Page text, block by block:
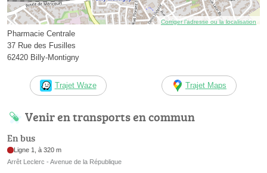
Corriger l’adresse ou la localisation
Pharmacie Centrale
37 Rue des Fusilles
62420 Billy-Montigny
Trajet Waze Trajet Maps
Venir en transports en commun
En bus
Ligne 1, à 320 m
Arrêt Leclerc - Avenue de la République